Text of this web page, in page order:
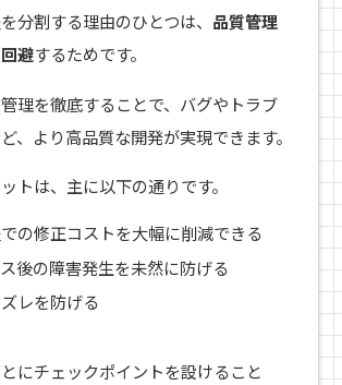
分割する理由のひとつは、 品質管理
避するためです。
理を徹底することで、バグやトラブ
、より高品質な開発が実現できます。
トは、主に以下の通りです。
の修正コストを大幅に削減できる
後の障害発生を未然に防げる
レを防げる
にチェックポイントを設けること